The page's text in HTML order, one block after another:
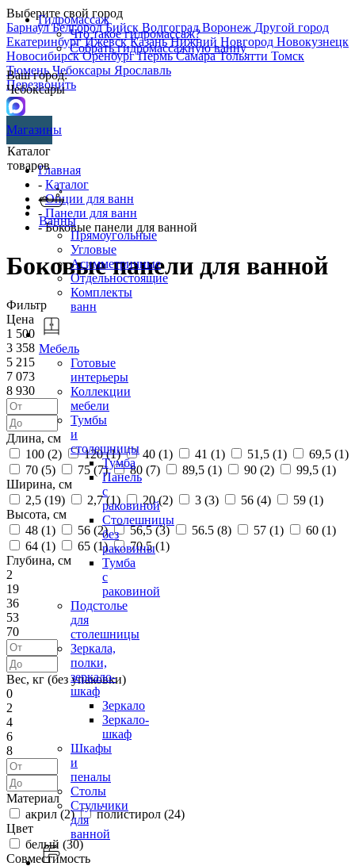
Выберите свой город
БарнаулБелгородБийск ВолгоградВоронеж Другой город
ЕкатеринбургИжевскКазаньНижний Новгород Новокузнецк
НовосибирскОренбургПермьСамараТольятти Томск
ТюменьЧебоксары Ярославль
Перезвонить
Гидромассаж
Что такое гидромассаж?
Собрать гидромассажную ванну
Ваш город:
Чебоксары
Магазины
Каталог
товаров
Ванны
Прямоугольные
Угловые
Асимметричные
Отдельностоящие
Комплекты
ванн
Мебель
Готовые
интерьеры
Коллекции
мебели
Тумбы
и
столешницы
Тумба
Панель
с
раковиной
Столешницы
без
раковины
Тумба
с
раковиной
Подстолье
для
столешницы
Зеркала,
полки,
зеркало-
шкаф
Зеркало
Зеркало-
шкаф
Шкафы
и
пеналы
Столы
Стульчики
для
ванной
Главная
- Каталог
-Опции для ванн
- Панели для ванн
- Боковые панели для ванной
Боковые панели для ванной
Фильтр
Цена
1 500
3 358
5 215
7 073
8 930
Длина, см
100 (2) 120 (1) 40 (1) 41 (1) 51,5 (1) 69,5 (1)
70 (5) 75 (7) 80 (7) 89,5 (1) 90 (2) 99,5 (1)
Ширина, см
2,5 (19) 2,7 (1) 20 (2) 3 (3) 56 (4) 59 (1)
Высота, см
48 (1) 56 (2) 56,5 (3) 56.5 (8) 57 (1) 60 (1)
64 (1) 65 (1) 70.5 (1)
Глубина, см
2
19
36
53
70
Вес, кг (без упаковки)
0
2
4
6
8
Материал
акрил (2) полистирол (24)
Цвет
белый (30)
Совместимость